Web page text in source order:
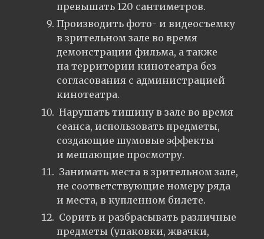
превышать 120 сантиметров.
Производить фото- и видеосъемку
в зрительном зале во время
демонстрации фильма, а также
на территории кинотеатра без
согласования с администрацией
кинотеатра.
Нарушать тишину в зале во время
сеанса, использовать предметы,
создающие шумовые эффекты
и мешающие просмотру.
Занимать места в зрительном зале,
не соответствующие номеру ряда
и места, в купленном билете.
Сорить и разбрасывать различные
предметы (упаковки, жвачки,